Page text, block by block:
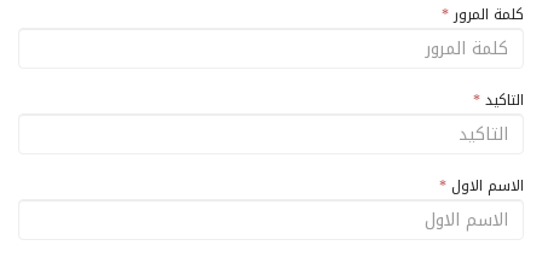
كلمة المرور *
التاكيد*
الاسم الاول *